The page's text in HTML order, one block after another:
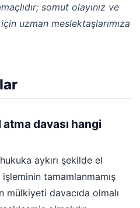
somut olayınız ve
uzman meslektaşlarımıza
atma davası hangi
aykırı şekilde el
tamamlanmamış
mülkiyeti davacıda olmalı